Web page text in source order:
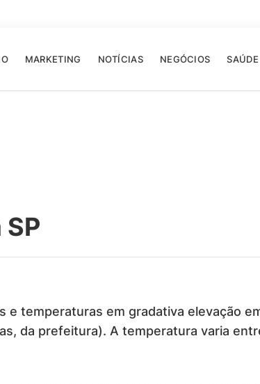
MARKETING NOTÍCIAS NEGÓCIOS SAÚDE
temperaturas em gradativa elevação
da prefeitura). A temperatura varia